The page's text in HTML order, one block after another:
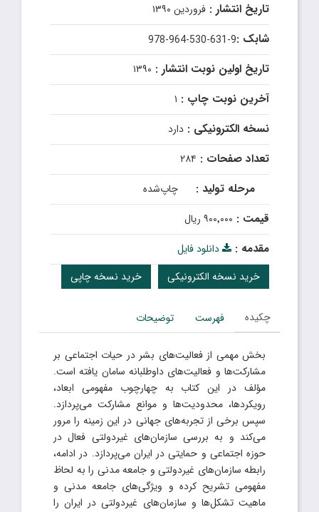
تاریخ انتشار : فروردین ۱۳۹۰
شابک :978-964-530-631-9
تاریخ اولین نوبت انتشار : ۱۳۹۰
آخرین نوبت چاپ : ۱
نسخه الکترونیکی : دارد
تعداد صفحات : ۲۸۴
مرحله تولید : چاپ‌شده
قیمت : ۹۰۰٬۰۰۰ ریال
مقدمه :
دانلود فایل
خرید نسخه چاپی
خرید نسخه الکترونیکی
چکیده فهرست توضیحات
بخش مهمی از فعالیت‌های بشر در حیات اجتماعی بر
مشارکت‌ها و فعالیت‌های داوطلبانه سامان یافته است.
مؤلف در این کتاب به چهارچوب مفهومی ابعاد،
رویکردها، محدودیت‌ها و موانع مشارکت می‌پردازد.
سپس برخی از تجربه‌های جهانی در این زمینه را مرور
می‌کند و به بررسی سازمان‌های غیردولتی فعال در
حوزه اجتماعی و حمایتی در ایران می‌پردازد. در ادامه،
رابطه سازمان‌های غیردولتی و جامعه مدنی را به لحاظ
مفهومی تشریح کرده و ویژگی‌های جامعه مدنی و
ماهیت تشکل‌ها و سازمان‌های غیردولتی در ایران را